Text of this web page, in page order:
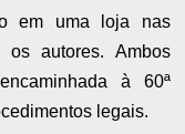
em uma loja nas
os autores. Ambos
à 60ª
legais.